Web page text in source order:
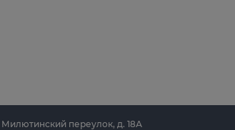
Милютинский переулок, д. 18А